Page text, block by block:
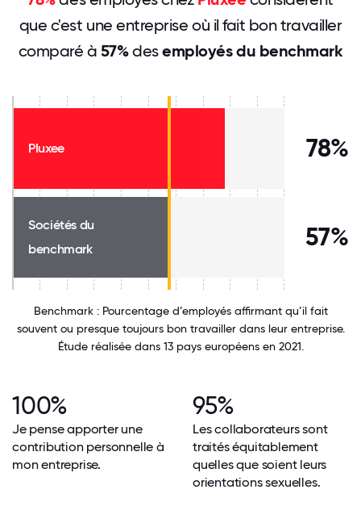
que c'est une entreprise où il fait bon travailler
comparé à 57%desemployés du benchmark
Pluxee 78%
Sociétés du
benchmark
57%
Benchmark : Pourcentage d’employés affirmant qu’il fait
souvent ou presque toujours bon travailler dans leur entreprise.
Étude réalisée dans 13 pays européens en 2021.
100%
Je pense apporter une
contribution personnelle à
mon entreprise.
95%
Les collaborateurs sont
traités équitablement
quelles que soient leurs
orientations sexuelles.